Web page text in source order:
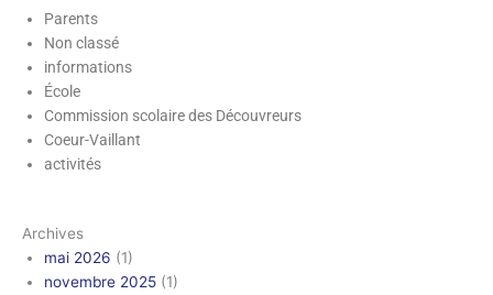
Parents
Non classé
informations
École
Commission scolaire des Découvreurs
Coeur-Vaillant
activités
Archives
mai 2026 (1)
novembre 2025 (1)